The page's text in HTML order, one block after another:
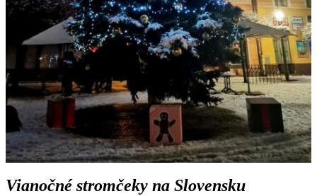
Vianočné stromčeky na Slovensku